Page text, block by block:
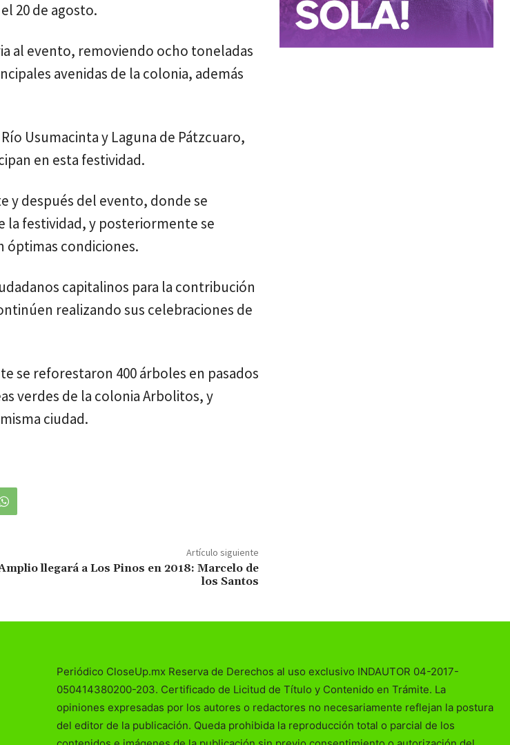
20 de agosto.
al evento, removiendo ocho toneladas
avenidas de la colonia, además
Usumacinta y Laguna de Pátzcuaro,
en esta festividad.
y después del evento, donde se
la festividad, y posteriormente se
óptimas condiciones.
capitalinos para la contribución
realizando sus celebraciones de
se reforestaron 400 árboles en pasados
verdes de la colonia Arbolitos, y
ciudad.
Artículo siguiente
llegará a Los Pinos en 2018: Marcelo de
los Santos
Periódico CloseUp.mx Reserva de Derechos al uso exclusivo INDAUTOR 04-2017-
050414380200-203. Certificado de Licitud de Título y Contenido en Trámite. La
opiniones expresadas por los autores o redactores no necesariamente reflejan la postura
del editor de la publicación. Queda prohibida la reproducción total o parcial de los